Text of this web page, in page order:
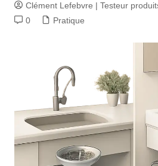
Clément Lefebvre | Testeur
0
Pratique